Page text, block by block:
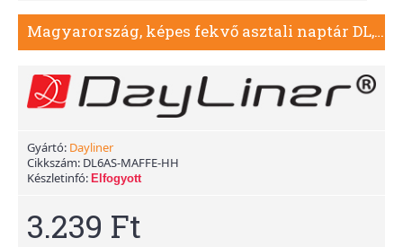
Magyarország, képes fekvő asztali naptár DL, Fehér
Gyártó: Dayliner
Cikkszám: DL6AS-MAFFE-HH
Készletinfó: Elfogyott
3.239 Ft